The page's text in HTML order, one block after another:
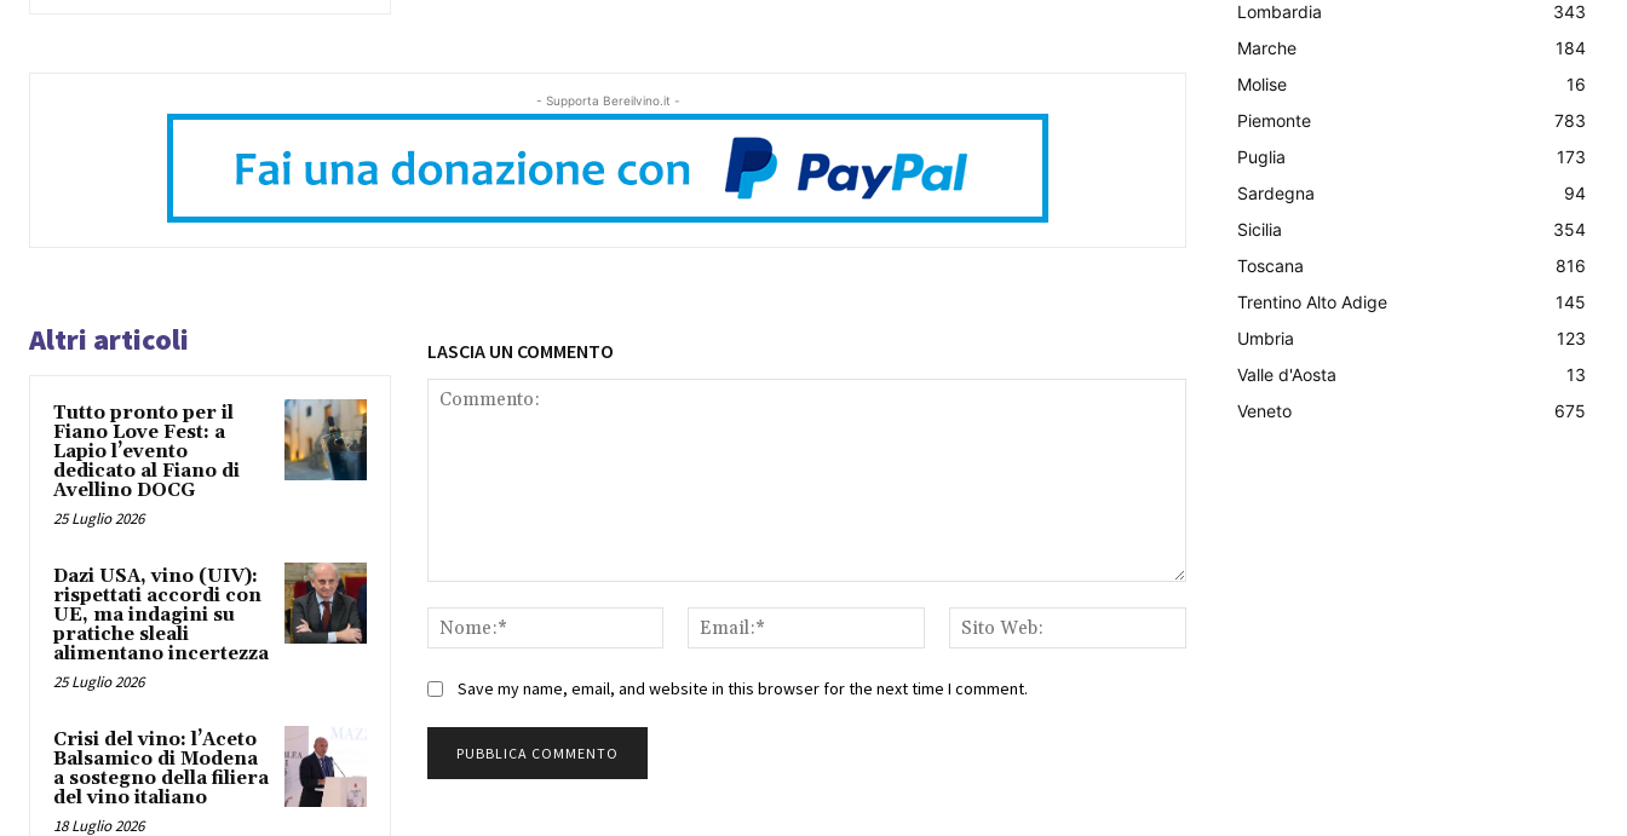
- Supporta Bereilvino.it -
Altri articoli
Tutto pronto per il
Fiano Love Fest: a
Lapio l’evento
dedicato al Fiano di
Avellino DOCG
25 Luglio 2026
Dazi USA, vino (UIV):
rispettati accordi con
UE, ma indagini su
pratiche sleali
alimentano incertezza
25 Luglio 2026
Crisi del vino: l’Aceto
Balsamico di Modena
a sostegno della filiera
del vino italiano
18 Luglio 2026
LASCIA UN COMMENTO
Nome:*
Email:*
Web:
Save my name, email, and website in this browser for the next time I comment.
Lombardia
343
Marche
184
Molise
16
Piemonte
783
Puglia
173
Sardegna
94
Sicilia
354
Toscana
816
Trentino Alto Adige
145
Umbria
123
Valle d'Aosta
13
Veneto
675